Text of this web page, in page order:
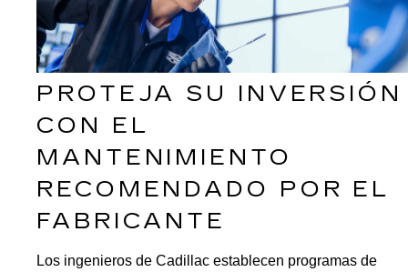
PROTEJA SU INVERSIÓN
CON EL
MANTENIMIENTO
RECOMENDADO POR EL
FABRICANTE
Los ingenieros de Cadillac establecen programas de